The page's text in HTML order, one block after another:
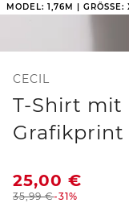
MODEL: 1,76M | GRÖSSE:
CECIL
T-Shirt mit
Grafikprint
25,00 €
35,99€-31%